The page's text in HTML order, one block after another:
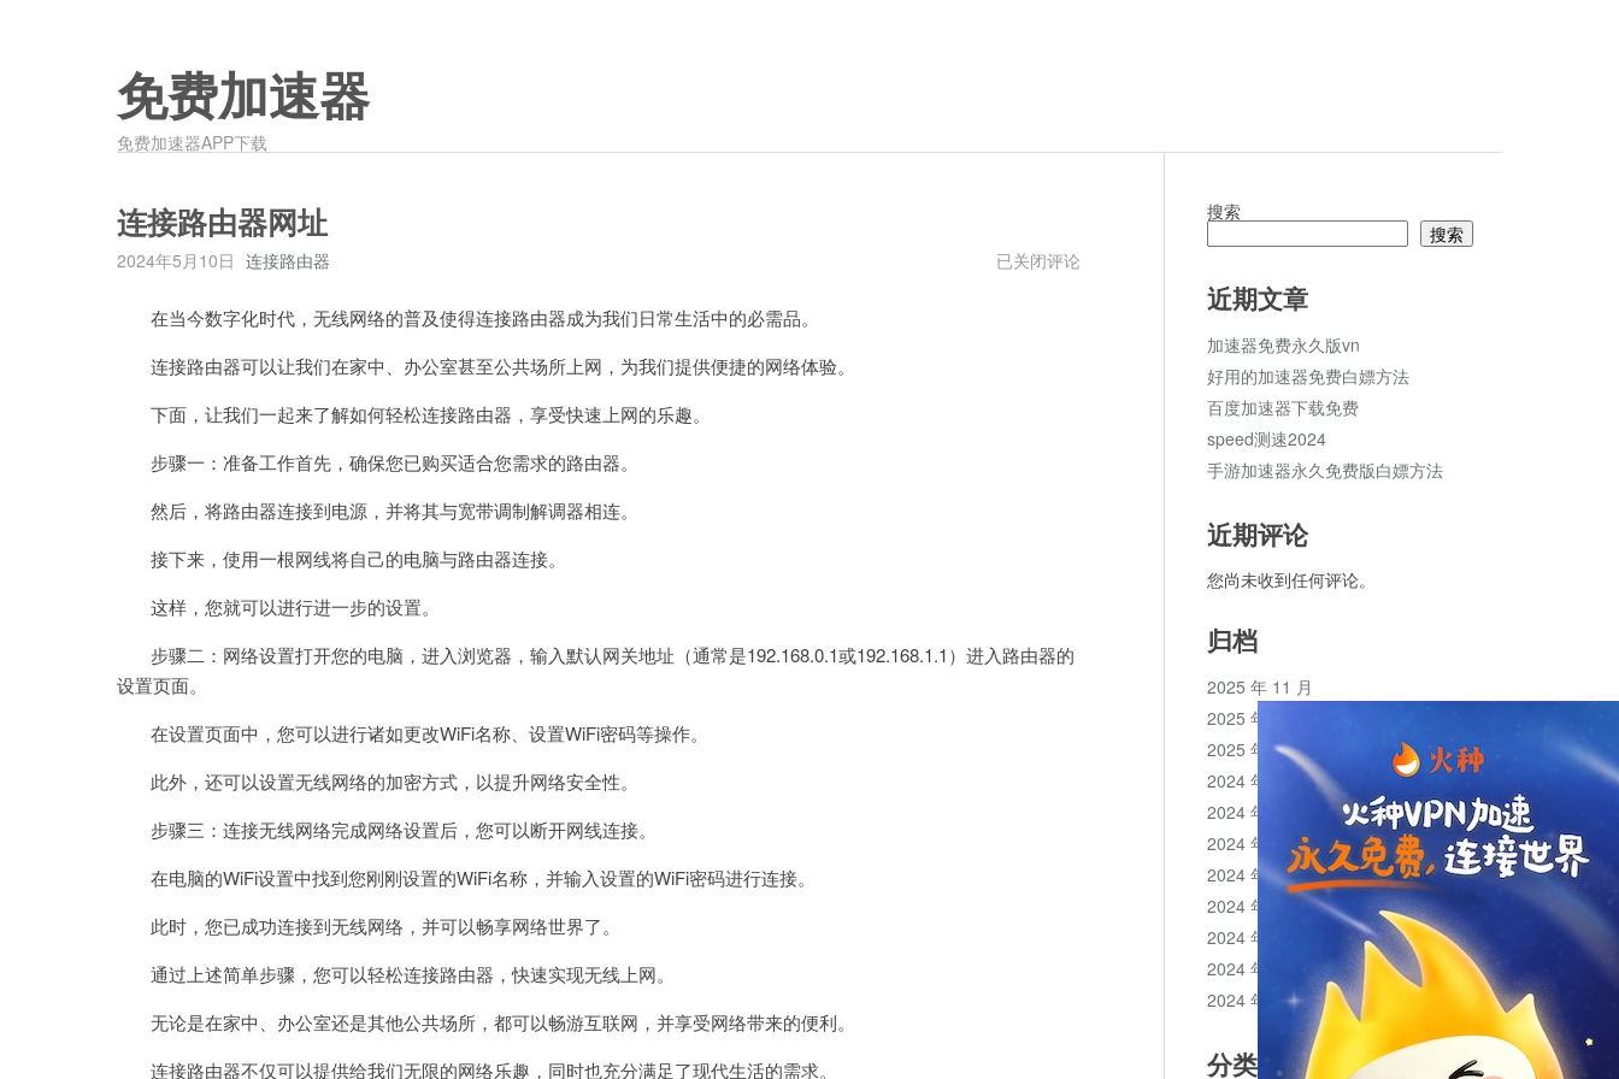
免费加速器
免费加速器APP下载
连接路由器网址
2024年5月10日 连接路由器
连
已关闭评论
在当今数字化时代，无线网络的普及使得连接路由器成为我们日常生活中的必需品。
连接路由器可以让我们在家中、办公室甚至公共场所上网，为我们提供便捷的网络体验。
下面，让我们一起来了解如何轻松连接路由器，享受快速上网的乐趣。
步骤一：准备工作首先，确保您已购买适合您需求的路由器。
然后，将路由器连接到电源，并将其与宽带调制解调器相连。
接下来，使用一根网线将自己的电脑与路由器连接。
这样，您就可以进行进一步的设置。
步骤二：网络设置打开您的电脑，进入浏览器，输入默认网关地址（通常是192.168.0.1或192.168.1.1）进入路由器的
设置页面。
在设置页面中，您可以进行诸如更改WiFi名称、设置WiFi密码等操作。
此外，还可以设置无线网络的加密方式，以提升网络安全性。
步骤三：连接无线网络完成网络设置后，您可以断开网线连接。
在电脑的WiFi设置中找到您刚刚设置的WiFi名称，并输入设置的WiFi密码进行连接。
此时，您已成功连接到无线网络，并可以畅享网络世界了。
通过上述简单步骤，您可以轻松连接路由器，快速实现无线上网。
无论是在家中、办公室还是其他公共场所，都可以畅游互联网，并享受网络带来的便利。
连接路由器不仅可以提供给我们无限的网络乐趣，同时也充分满足了现代生活的需求。
搜索
搜索
近期文章
加速器免费永久版vn
好用的加速器免费白嫖方法
百度加速器下载免费
speed测速2024
手游加速器永久免费版白嫖方法
近期评论
您尚未收到任何评论。
归档
2025 年 11 月
2025 年 10 月
2025 年 1 月
2024 年 12 月
2024 年 11 月
2024 年 10 月
2024 年 9 月
2024 年 8 月
2024 年 7 月
2024 年 6 月
2024 年 5 月
分类目录